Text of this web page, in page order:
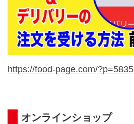
https://food-page.com/?p=5835
オンラインショップ